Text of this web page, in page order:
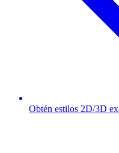
Obtén estilos 2D/3D